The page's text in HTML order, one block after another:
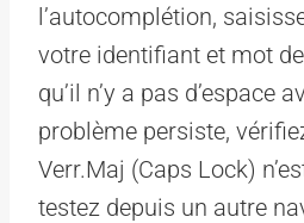
l’autocomplétion,
votre identifiant et mot
qu’il n’y a pas d’espace
problème persiste,
Verr.Maj (Caps Lock)
testez depuis un autre